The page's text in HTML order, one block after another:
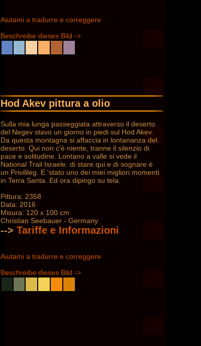
Aiutami a tradurre e correggere
Beschreibe dieses Bild ->
Hod Akev pittura a olio
Sulla mia lunga passeggiata attraverso il deserto
del Negev stavo un giorno in piedi sul Hod Akev.
Da questa montagna si affaccia in lontananza del
deserto. Qui non c'è niente, tranne il silenzio di
pace e solitudine. Lontano a valle si vede il
National Trail Israele. di stare qui e di sognare è
un Privilileg. E 'stato uno dei miei migliori momenti
in Terra Santa. Ed ora dipingo su tela.
Pittura: 2358
Data: 2016
Misura: 120 x 100 cm
Christian Seebauer - Germany
--> Tariffe e Informazioni
Aiutami a tradurre e correggere
Beschreibe dieses Bild ->